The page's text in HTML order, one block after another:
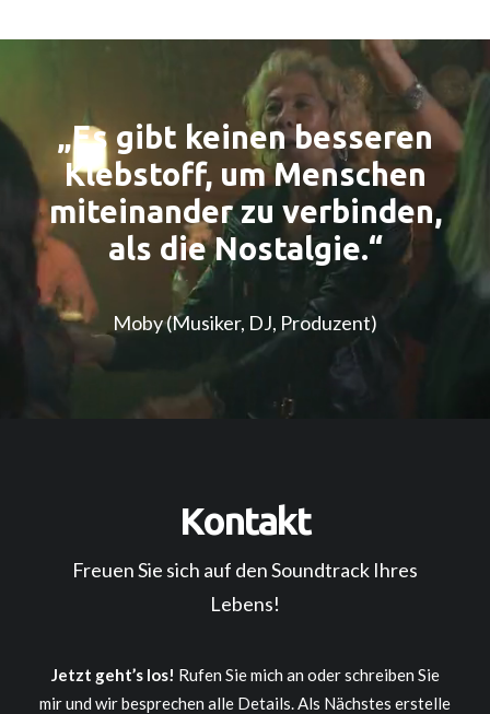
„Es gibt keinen besseren
Klebstoff, um Menschen
miteinander zu verbinden,
als die Nostalgie.“
Moby (Musiker, DJ, Produzent)
Kontakt
Freuen Sie sich auf den Soundtrack Ihres
Lebens!
Jetzt geht’s los! Rufen Sie mich an oder schreiben Sie
mir und wir besprechen alle Details. Als Nächstes erstelle